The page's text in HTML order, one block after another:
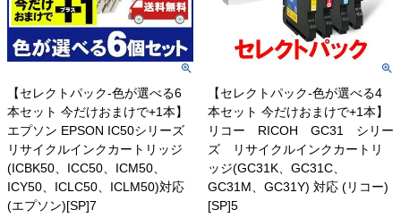
【セレクトパック-色が選べる6
本セット 今だけおまけで+1本】
エプソン EPSON IC50シリーズ
リサイクルインクカートリッジ
(ICBK50、ICC50、ICM50、
ICY50、ICLC50、ICLM50)対応
(エプソン)[SP]7
【セレクトパック-色が選べる4
本セット 今だけおまけで+1本】
リコー RICOH GC31 シリー
ズ リサイクルインクカートリ
ッジ(GC31K、GC31C、
GC31M、GC31Y) 対応 (リコー)
[SP]5